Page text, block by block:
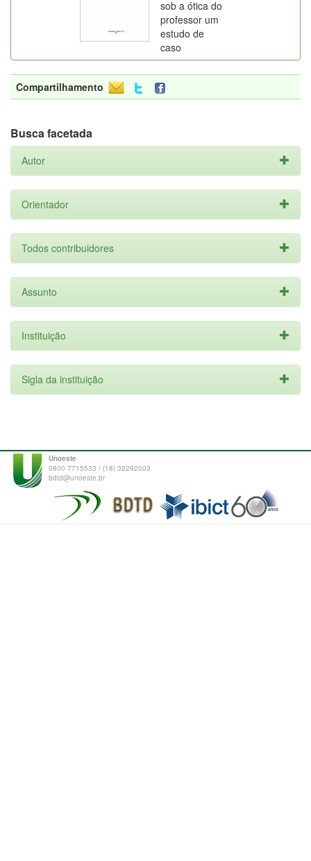
sob a ótica do
professor um
estudo de
caso
Compartilhamento
Busca facetada
Autor
Orientador
Todos contribuidores
Assunto
Instituição
Sigla da instituição
Unoeste
0800 7715533 / (18) 32292003
bdtd@unoeste.br